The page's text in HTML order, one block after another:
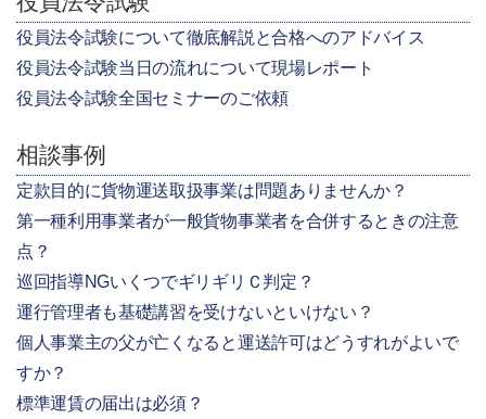
役員法令試験について徹底解説と合格へのアドバイス
役員法令試験当日の流れについて現場レポート
役員法令試験全国セミナーのご依頼
相談事例
定款目的に貨物運送取扱事業は問題ありませんか？
第一種利用事業者が一般貨物事業者を合併するときの注意
点？
巡回指導NGいくつでギリギリＣ判定？
運行管理者も基礎講習を受けないといけない？
個人事業主の父が亡くなると運送許可はどうすれがよいで
すか？
標準運賃の届出は必須？